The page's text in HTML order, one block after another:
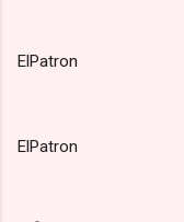
ElPatron
ElPatron